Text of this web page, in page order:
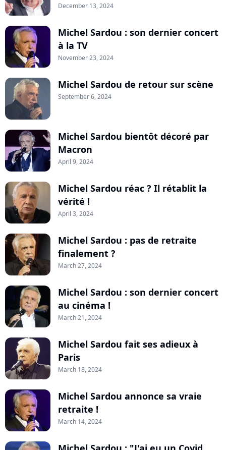
December 13, 2024
Michel Sardou : son dernier concert
à la TV
November 23, 2024
Michel Sardou de retour sur scène
September 6, 2024
Michel Sardou bientôt décoré par
Macron
April 9, 2024
Michel Sardou réac ? Il rétablit la
vérité !
April 3, 2024
Michel Sardou : pas de retraite
finalement ?
March 27, 2024
Michel Sardou : son dernier concert
au cinéma !
March 21, 2024
Michel Sardou fait ses adieux à
Paris
March 18, 2024
Michel Sardou annonce sa vraie
retraite !
March 14, 2024